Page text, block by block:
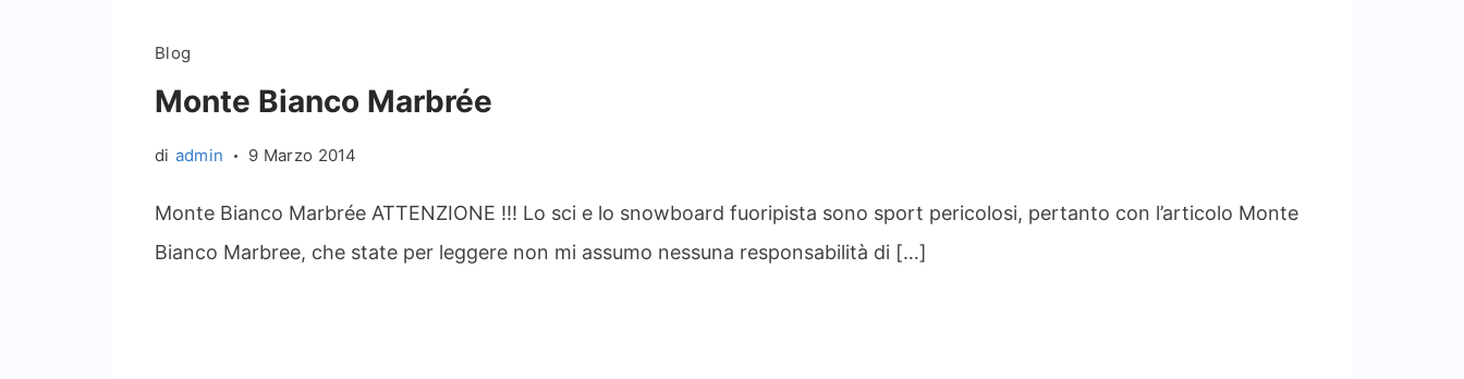
Monte
Bianco
Blog
Monte Bianco Marbrée
di admin 9 Marzo 2014
Monte Bianco Marbrée ATTENZIONE !!! Lo sci e lo snowboard fuoripista sono sport pericolosi, pertanto con l’articolo Monte
Bianco Marbree, che state per leggere non mi assumo nessuna responsabilità di […]